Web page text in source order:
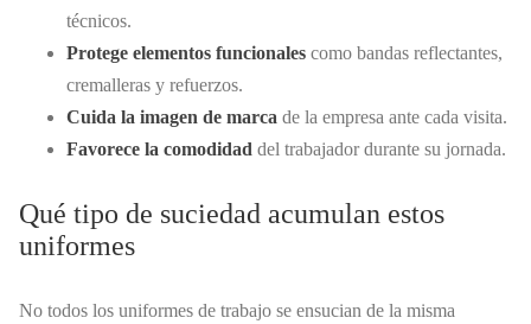
técnicos.
Protege elementos funcionales como bandas reflectantes,
cremalleras y refuerzos.
Cuida la imagen de marca de la empresa ante cada visita.
Favorece la comodidad del trabajador durante su jornada.
Qué tipo de suciedad acumulan estos
uniformes
No todos los uniformes de trabajo se ensucian de la misma